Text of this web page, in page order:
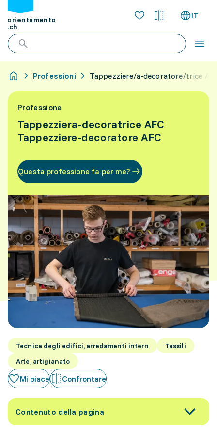
orientamento
.ch
IT
Professioni Tappezziere/a-decoratore/trice
Professione
Tappezziera-decoratrice AFC
Tappezziere-decoratore AFC
Questa professione fa per me?
Tecnica degli edifici, arredamenti intern
Tessili
Arte, artigianato
Mi piace Confrontare
Contenuto della pagina